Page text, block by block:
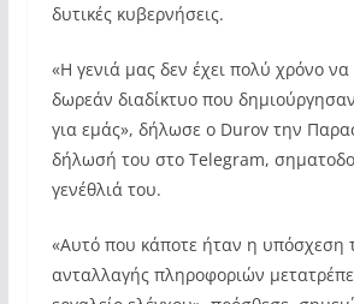
δυτικές κυβερνήσεις.
«Η γενιά μας δεν έχει πολύ χρόνο
δωρεάν διαδίκτυο που
για εμάς», δήλωσε ο Durov την
δήλωσή του στο Telegram,
γενέθλιά του.
«Αυτό που κάποτε ήταν η υπόσχεση
ανταλλαγής πληροφοριών